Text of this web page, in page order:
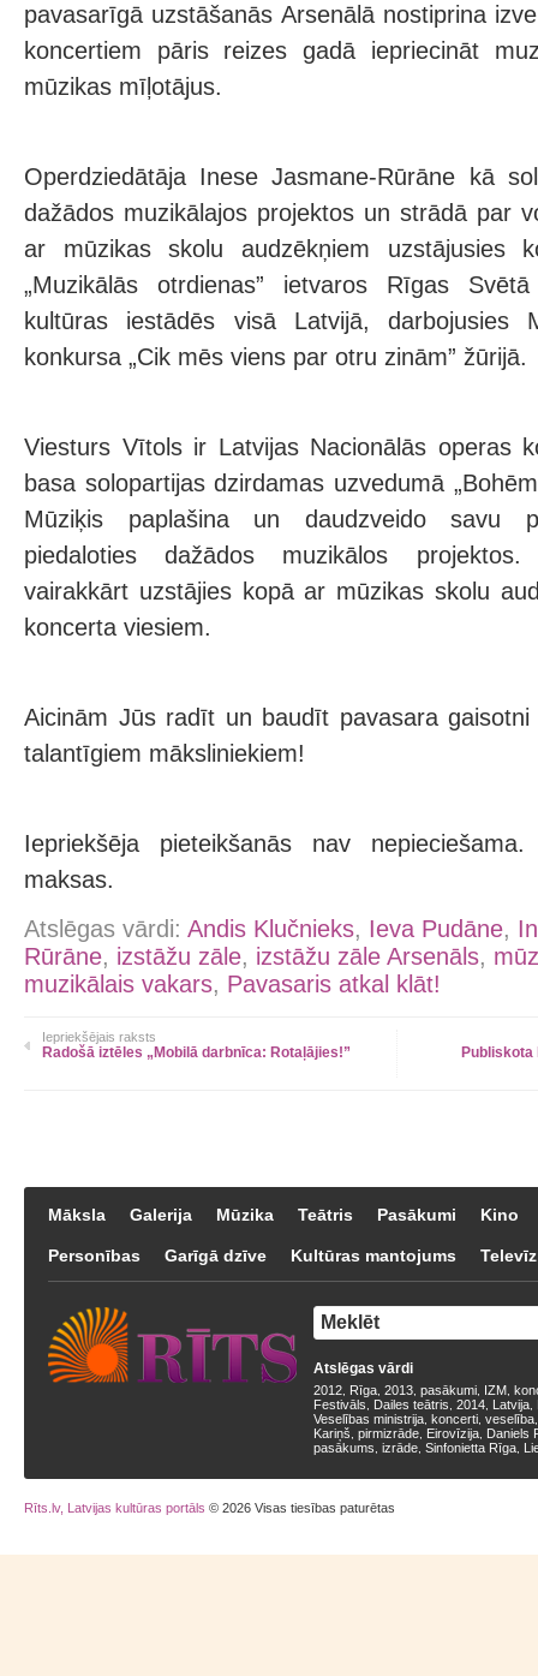
pavasarīgā uzstāšanās Arsenālā nostiprina
koncertiem pāris reizes gadā iepriecināt
mūzikas mīļotājus.
Operdziedātāja Inese Jasmane-Rūrāne kā
dažādos muzikālajos projektos un strādā par
ar mūzikas skolu audzēkņiem uzstājusies
„Muzikālās otrdienas” ietvaros Rīgas
kultūras iestādēs visā Latvijā, darbojusies
konkursa „Cik mēs viens par otru zinām” žūrijā.
Viesturs Vītols ir Latvijas Nacionālās operas
basa solopartijas dzirdamas uzvedumā
Mūziķis paplašina un daudzveido savu
piedaloties dažādos muzikālos
vairakkārt uzstājies kopā ar mūzikas skolu
koncerta viesiem.
Aicinām Jūs radīt un baudīt pavasara
talantīgiem māksliniekiem!
Iepriekšēja pieteikšanās nav
maksas.
Atslēgas vārdi: Andis Klučnieks, Ieva Pudāne,
Rūrāne, izstāžu zāle, izstāžu zāle Arsenāls,
muzikālais vakars, Pavasaris atkal klāt!
Iepriekšējais raksts
Radošā iztēles „Mobilā darbnīca: Rotaļājies!”
Māksla Galerija Mūzika Teātris Pasākumi Kino
Personības Garīgā dzīve Kultūras mantojums
Atslēgas vārdi
2012 Rīga 2013 pasākumi IZM
Festivāls
Dailes teātris 2014 Latvija
Veselības ministrija koncerti veselība
Kariņš pirmizrāde Eirovīzija Daniels
pasākums izrāde Sinfonietta Rīga
Rīts.lv, Latvijas kultūras portāls © 2026 Visas tiesības paturētas